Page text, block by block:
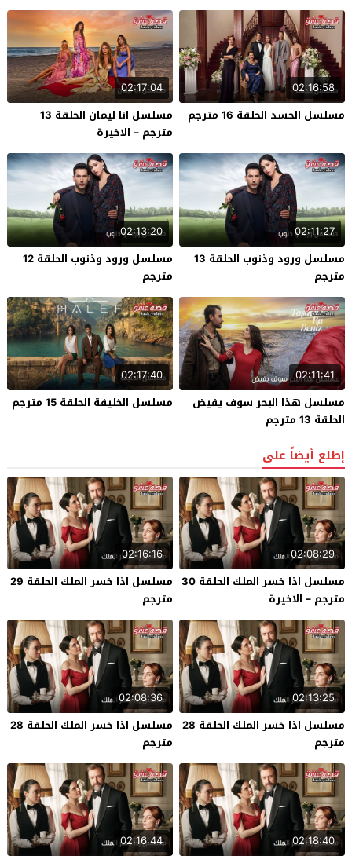
02:16:58
مسلسل الحسد الحلقة 16 مترجم
02:17:04
مسلسل انا ليمان الحلقة 13
مترجم – الاخيرة
02:11:27
مسلسل ورود وذنوب الحلقة 13
مترجم
02:13:20
مسلسل ورود وذنوب الحلقة 12
مترجم
02:11:41
مسلسل هذا البحر سوف يفيض
الحلقة 13 مترجم
02:17:40
مسلسل الخليفة الحلقة 15 مترجم
إطلع أيضاً على
02:08:29
مسلسل اذا خسر الملك الحلقة 30
مترجم – الاخيرة
02:16:16
مسلسل اذا خسر الملك الحلقة 29
مترجم
02:13:25
مسلسل اذا خسر الملك الحلقة 28
مترجم
02:08:36
مسلسل اذا خسر الملك الحلقة 28
مترجم
02:18:40
02:16:44